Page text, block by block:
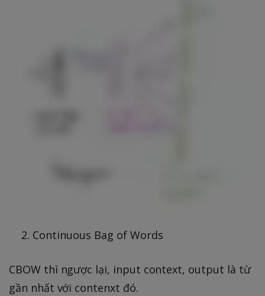
Continuous Bag of Words
CBOW thì ngược lại, input context, output là từ
gần nhất với contenxt đó.